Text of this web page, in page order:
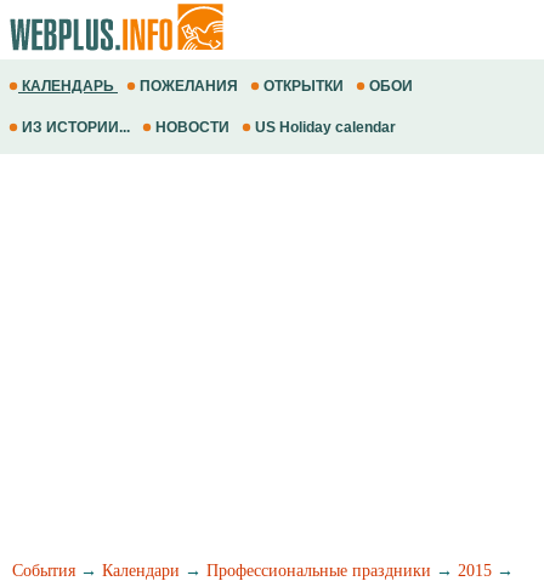
КАЛЕНДАРЬ ПОЖЕЛАНИЯ ОТКРЫТКИ ОБОИ
ИЗ ИСТОРИИ... НОВОСТИ US Holiday calendar
События → Календари → Профессиональные праздники → 2015 →